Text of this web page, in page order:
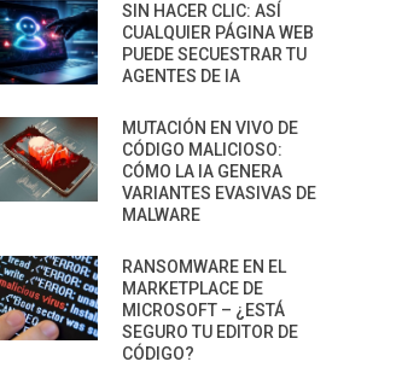
SIN HACER CLIC: ASÍ
CUALQUIER PÁGINA WEB
PUEDE SECUESTRAR TU
AGENTES DE IA
MUTACIÓN EN VIVO DE
CÓDIGO MALICIOSO:
CÓMO LA IA GENERA
VARIANTES EVASIVAS DE
MALWARE
RANSOMWARE EN EL
MARKETPLACE DE
MICROSOFT – ¿ESTÁ
SEGURO TU EDITOR DE
CÓDIGO?